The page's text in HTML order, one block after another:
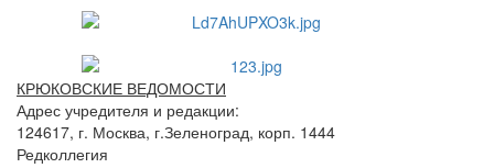
КРЮКОВСКИЕ ВЕДОМОСТИ
Адрес учредителя и редакции:
124617, г. Москва, г.Зеленоград, корп. 1444
Редколлегия